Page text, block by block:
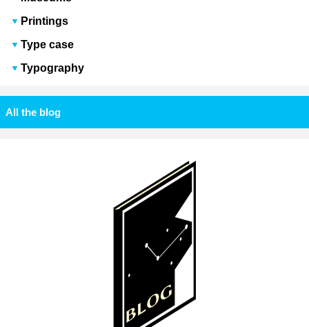
Printings
Type case
Typography
All the blog